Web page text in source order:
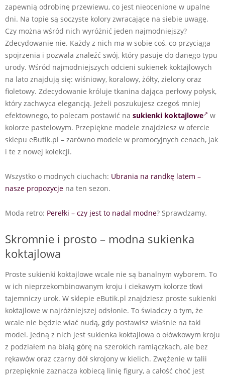
zapewnią odrobinę przewiewu, co jest nieocenione w upalne
dni. Na topie są soczyste kolory zwracające na siebie uwagę.
Czy można wśród nich wyróżnić jeden najmodniejszy?
Zdecydowanie nie. Każdy z nich ma w sobie coś, co przyciąga
spojrzenia i pozwala znaleźć swój, który pasuje do danego typu
urody. Wśród najmodniejszych odcieni sukienek koktajlowych
na lato znajdują się: wiśniowy, koralowy, żółty, zielony oraz
fioletowy. Zdecydowanie króluje tkanina dająca perłowy połysk,
który zachwyca elegancją. Jeżeli poszukujesz czegoś mniej
efektownego, to polecam postawić na sukienki koktajlowe
w
kolorze pastelowym. Przepiękne modele znajdziesz w ofercie
sklepu eButik.pl – zarówno modele w promocyjnych cenach, jak
i te z nowej kolekcji.
Wszystko o modnych ciuchach: Ubrania na randkę latem –
nasze propozycje na ten sezon.
Moda retro: Perełki – czy jest to nadal modne? Sprawdzamy.
Skromnie i prosto – modna sukienka
koktajlowa
Proste sukienki koktajlowe wcale nie są banalnym wyborem. To
w ich nieprzekombinowanym kroju i ciekawym kolorze tkwi
tajemniczy urok. W sklepie eButik.pl znajdziesz proste sukienki
koktajlowe w najróżniejszej odsłonie. To świadczy o tym, że
wcale nie będzie wiać nudą, gdy postawisz właśnie na taki
model. Jedną z nich jest sukienka koktajlowa o ołówkowym kroju
z podziałem na białą górę na szerokich ramiączkach, ale bez
rękawów oraz czarny dół skrojony w kielich. Zwężenie w talii
przepięknie zaznacza kobiecą linię figury, a całość choć jest